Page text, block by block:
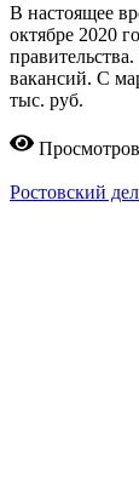
В настоящее
октябре 2020
вакансий. С
тыс. руб.
Ростовский